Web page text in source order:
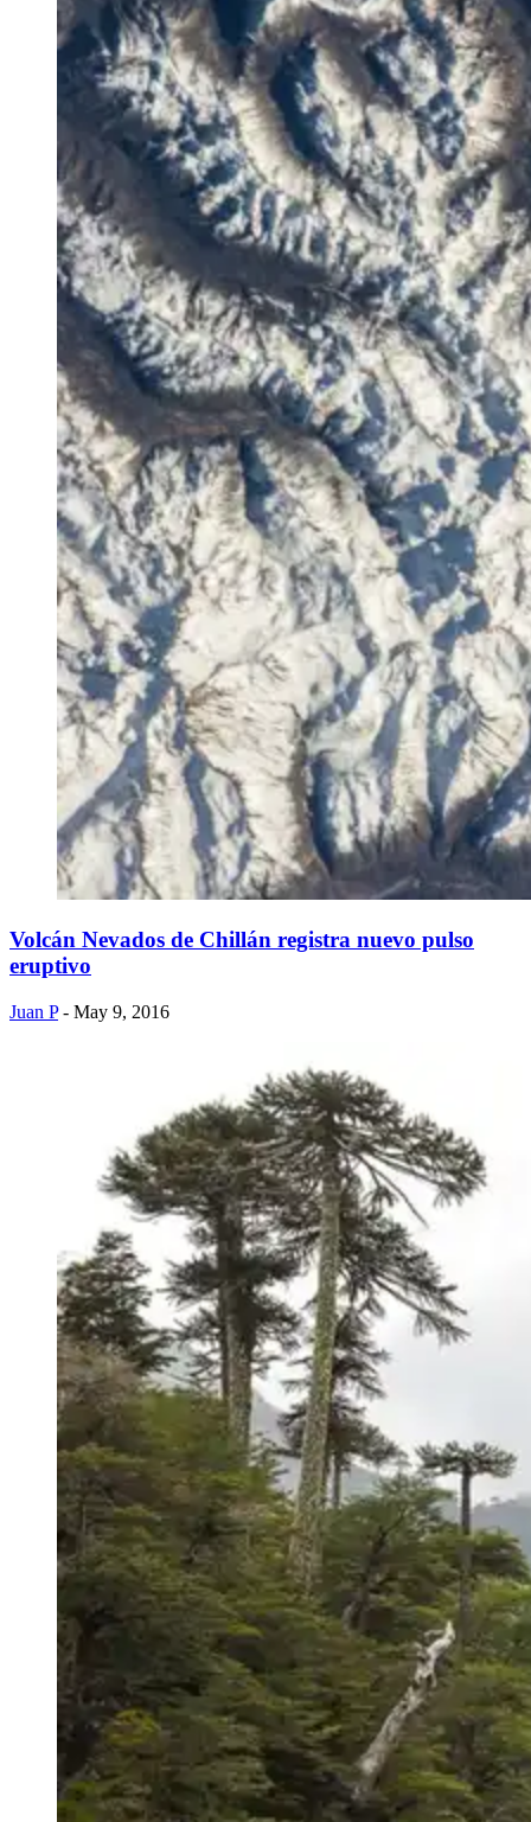
Volcán Nevados de Chillán registra nuevo pulso
eruptivo
Juan P - May 9, 2016